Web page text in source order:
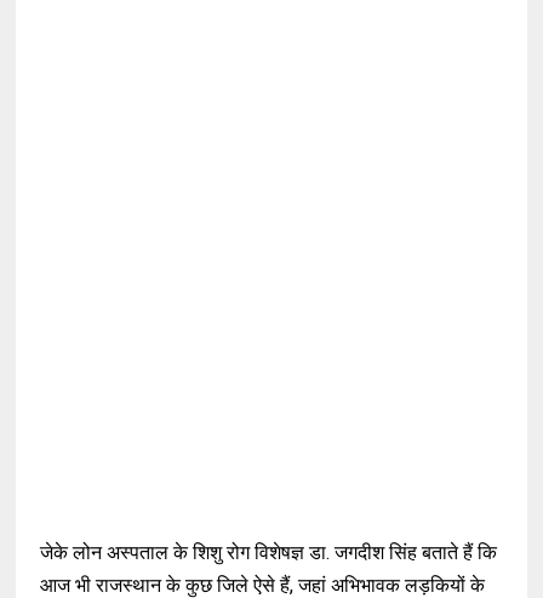
जेके लोन अस्पताल के शिशु रोग विशेषज्ञ डा. जगदीश सिंह बताते हैं कि
आज भी राजस्थान के कुछ जिले ऐसे हैं, जहां अभिभावक लड़कियों के